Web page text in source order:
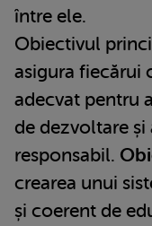
între ele.
Obiectivul
asigura fiecărui
adecvat pentru
de dezvoltare
responsabil.
crearea unui
și coerent de